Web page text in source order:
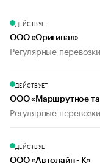
ДЕЙСТВУЕТ
ООО «Оригинал»
Регулярные
ДЕЙСТВУЕТ
ООО «Маршрутное
Регулярные
ДЕЙСТВУЕТ
ООО «Автолайн - К»